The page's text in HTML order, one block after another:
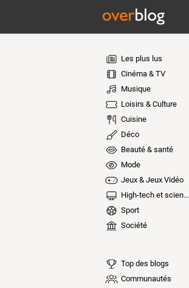
Les plus lus
Cinéma & TV
Musique
Loisirs & Culture
Cuisine
Déco
Beauté & santé
Mode
Jeux & Jeux Vidéo
High-tech et sciences
Sport
Société
Top des blogs
Communautés